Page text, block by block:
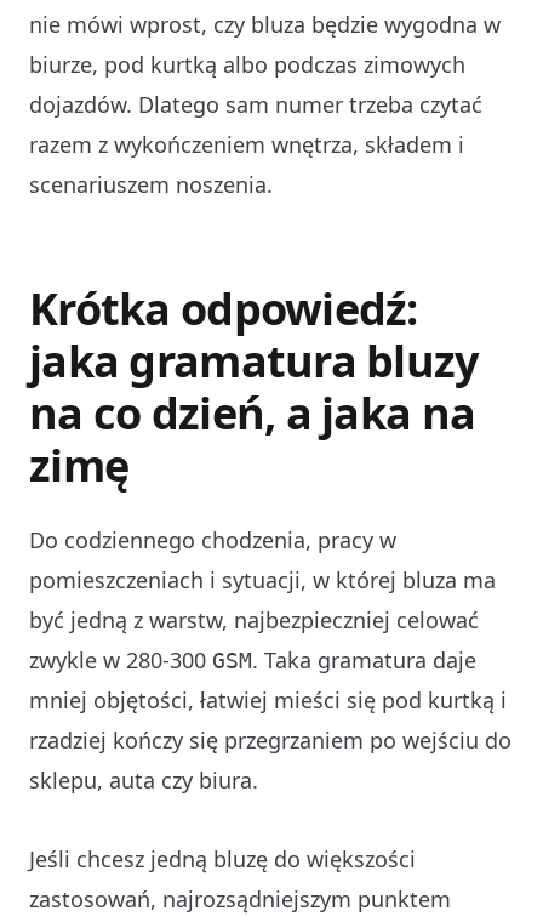
nie mówi wprost, czy bluza będzie wygodna w
biurze, pod kurtką albo podczas zimowych
dojazdów. Dlatego sam numer trzeba czytać
razem z wykończeniem wnętrza, składem i
scenariuszem noszenia.
Krótka odpowiedź:
jaka gramatura bluzy
na co dzień, a jaka na
zimę
Do codziennego chodzenia, pracy w
pomieszczeniach i sytuacji, w której bluza ma
być jedną z warstw, najbezpieczniej celować
zwykle w 280-300 GSM. Taka gramatura daje
mniej objętości, łatwiej mieści się pod kurtką i
rzadziej kończy się przegrzaniem po wejściu do
sklepu, auta czy biura.
Jeśli chcesz jedną bluzę do większości
zastosowań, najrozsądniejszym punktem